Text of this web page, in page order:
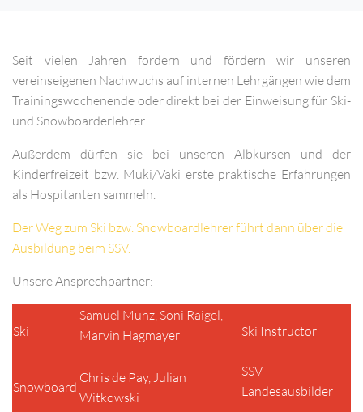
Seit vielen Jahren fordern und fördern wir unseren
vereinseigenen Nachwuchs auf internen Lehrgängen wie dem
Trainingswochenende oder direkt bei der Einweisung für Ski-
und Snowboarderlehrer.
Außerdem dürfen sie bei unseren Albkursen und der
Kinderfreizeit bzw. Muki/Vaki erste praktische Erfahrungen
als Hospitanten sammeln.
Der Weg zum Ski bzw. Snowboardlehrer führt dann über die
Ausbildung beim SSV.
Unsere Ansprechpartner:
Ski
Samuel Munz, Soni Raigel,
Marvin Hagmayer
Ski Instructor
Snowboard
Chris de Pay, Julian
Witkowski
SSV
Landesausbilder